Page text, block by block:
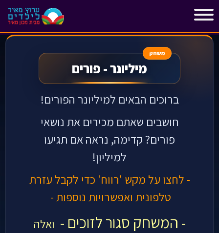
משחק
מיליונר - פורים
ברוכים הבאים למיליונר הפורים!
חושבים שאתם מכירים את נושאי
פורים? קדימה, נראה אם תגיעו
למיליון!
- לחצו על מקש 'רווח' כדי לקבל עזרת
טלפונית ואפשרויות נוספות -
- המשחק סגור לזוכים - ואלה